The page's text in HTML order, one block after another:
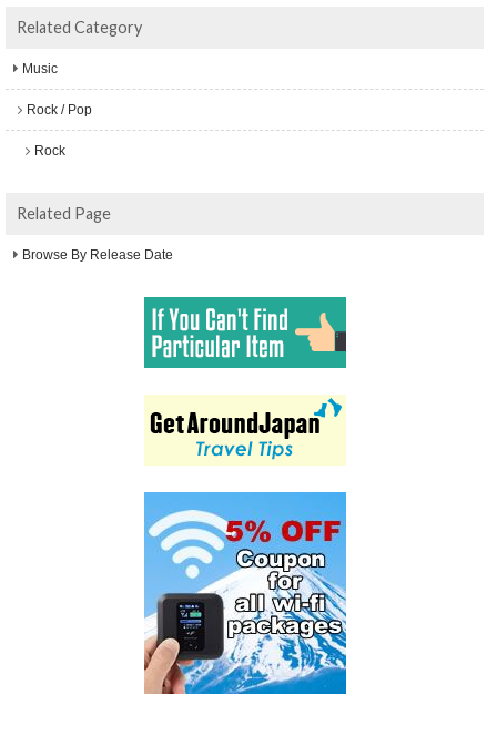
Related Category
Music
Rock / Pop
Rock
Related Page
Browse By Release Date